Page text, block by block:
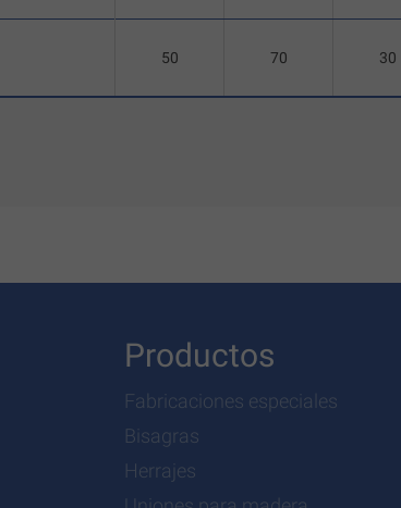
50 70 30
Productos
Fabricaciones especiales
Bisagras
Herrajes